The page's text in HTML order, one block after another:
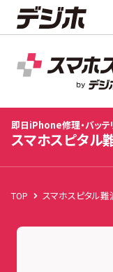
スマホスピタル難波
店舗TOP 修
即日iPhone修理・バッテ
スマホスピタル
TOP スマホスピタル難